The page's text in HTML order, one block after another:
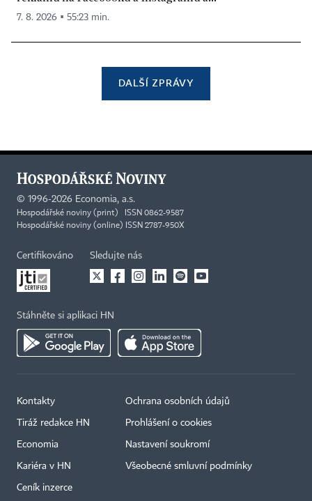
7. 8. 2026 ▪ 55:23 min.
DALŠÍ ZPRÁVY
© 1996-2026 Economia, a.s.
Hospodářské noviny (print) ISSN 0862-9587
Hospodářské noviny (online) ISSN 2787-950X
Certifikováno Sledujte nás
Stáhněte si aplikaci HN
Kontakty
Tiráž redakce HN
Economia
Kariéra v HN
Ceník inzerce
Ochrana osobních údajů
Prohlášení o cookies
Nastavení soukromí
Všeobecné smluvní podmínky